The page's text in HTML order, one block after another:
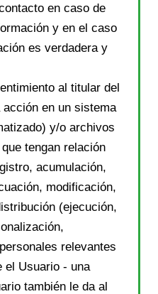
en caso de
y en el caso
es verdadera y
al titular del
en un sistema
y/o archivos
tengan relación
acumulación,
modificación,
(ejecución,
relevantes
el Usuario - una
también le da al